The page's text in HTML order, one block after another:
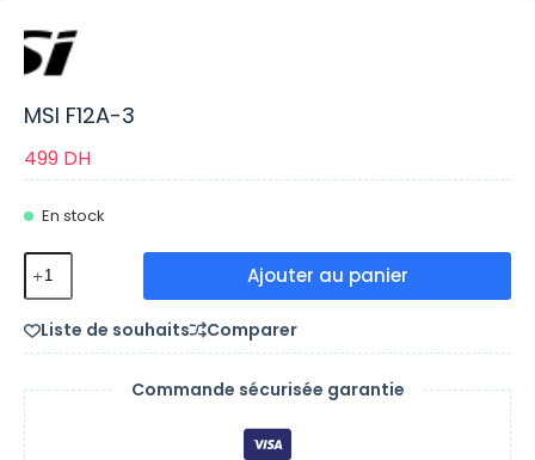
MSI F12A-3
499 DH
En stock
Ajouter au panier
Liste de souhaits Comparer
Commande sécurisée garantie